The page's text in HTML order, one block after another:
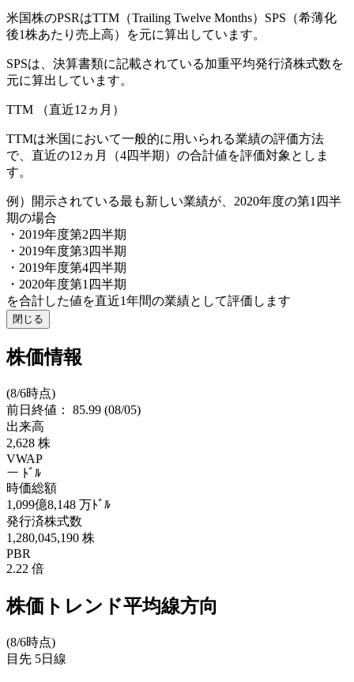
米国株のPSRはTTM（Trailing Twelve Months）SPS（希薄化
後1株あたり売上高）を元に算出しています。
SPSは、決算書類に記載されている加重平均発行済株式数を
元に算出しています。
TTM （直近12ヵ月）
TTMは米国において一般的に用いられる業績の評価方法
で、直近の12ヵ月（4四半期）の合計値を評価対象としま
す。
例）開示されている最も新しい業績が、2020年度の第1四半
期の場合
・2019年度第2四半期
・2019年度第3四半期
・2019年度第4四半期
・2020年度第1四半期
を合計した値を直近1年間の業績として評価します
閉じる
株価情報
(8/6時点)
前日終値： 85.99 (08/05)
出来高
2,628 株
VWAP
ー ﾄﾞﾙ
時価総額
1,099億8,148 万ﾄﾞﾙ
発行済株式数
1,280,045,190 株
PBR
2.22 倍
株価トレンド平均線方向
(8/6時点)
目先 5日線